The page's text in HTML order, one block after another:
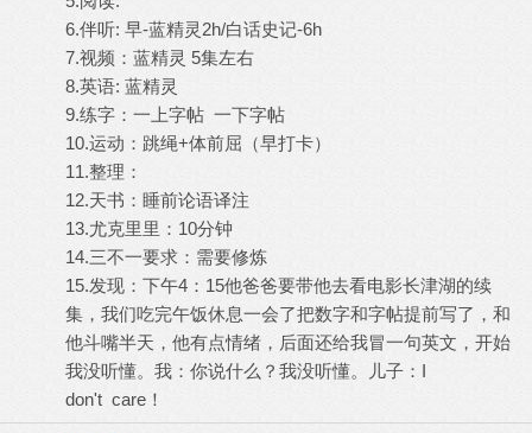
6.伴听: 早-蓝精灵2h/白话史记-6h
7.视频：蓝精灵 5集左右
8.英语: 蓝精灵
9.练字：一上字帖 一下字帖
10.运动：跳绳+体前屈（早打卡）
11.整理：
12.天书：睡前论语译注
13.尤克里里：10分钟
14.三不一要求：需要修炼
15.发现：下午4：15他爸爸要带他去看电影长津湖的续
集，我们吃完午饭休息一会了把数字和字帖提前写了，和
他斗嘴半天，他有点情绪，后面还给我冒一句英文，开始
我没听懂。我：你说什么？我没听懂。儿子：I
don't care！